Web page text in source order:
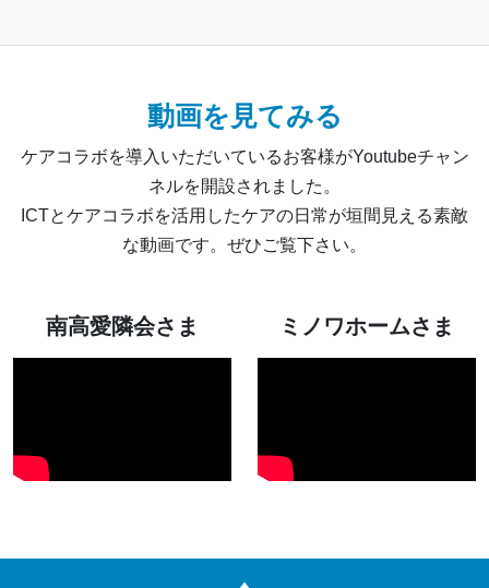
動画を見てみる
ケアコラボを導入いただいているお客様がYoutubeチャン
ネルを開設されました。
ICTとケアコラボを活用したケアの日常が垣間見える素敵
な動画です。ぜひご覧下さい。
南高愛隣会さま ミノワホームさま